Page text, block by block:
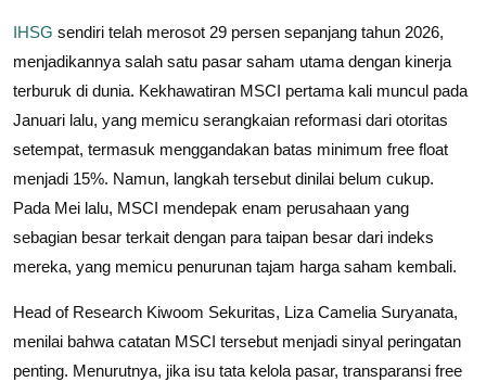
IHSG sendiri telah merosot 29 persen sepanjang tahun 2026,
menjadikannya salah satu pasar saham utama dengan kinerja
terburuk di dunia. Kekhawatiran MSCI pertama kali muncul pada
Januari lalu, yang memicu serangkaian reformasi dari otoritas
setempat, termasuk menggandakan batas minimum free float
menjadi 15%. Namun, langkah tersebut dinilai belum cukup.
Pada Mei lalu, MSCI mendepak enam perusahaan yang
sebagian besar terkait dengan para taipan besar dari indeks
mereka, yang memicu penurunan tajam harga saham kembali.
Head of Research Kiwoom Sekuritas, Liza Camelia Suryanata,
menilai bahwa catatan MSCI tersebut menjadi sinyal peringatan
penting. Menurutnya, jika isu tata kelola pasar, transparansi free